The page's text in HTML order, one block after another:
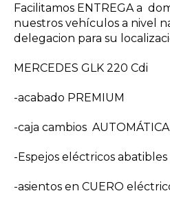
Facilitamos ENTREGA a
nuestros vehículos a nivel
delegacion para su
MERCEDES GLK 220 Cdi
-acabado PREMIUM
-caja cambios
-Espejos eléctricos abatibles
-asientos en CUERO